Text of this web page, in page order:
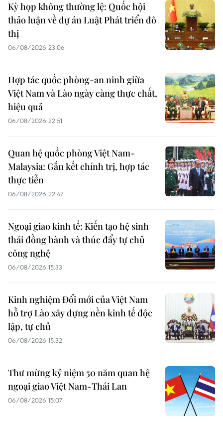
Kỳ họp không thường lệ: Quốc hội
thảo luận về dự án Luật Phát triển đô
thị
06/08/2026 23:06
Hợp tác quốc phòng-an ninh giữa
Việt Nam và Lào ngày càng thực chất,
hiệu quả
06/08/2026 22:51
Quan hệ quốc phòng Việt Nam-
Malaysia: Gắn kết chính trị, hợp tác
thực tiễn
06/08/2026 22:47
Ngoại giao kinh tế: Kiến tạo hệ sinh
thái đồng hành và thúc đẩy tự chủ
công nghệ
06/08/2026 15:33
Kinh nghiệm Đổi mới của Việt Nam
hỗ trợ Lào xây dựng nền kinh tế độc
lập, tự chủ
06/08/2026 15:32
Thư mừng kỷ niệm 50 năm quan hệ
ngoại giao Việt Nam-Thái Lan
06/08/2026 15:07